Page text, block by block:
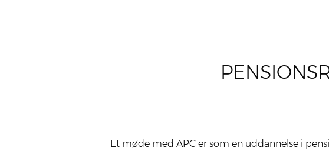
Et møde med APC er som en uddan­nel­se i